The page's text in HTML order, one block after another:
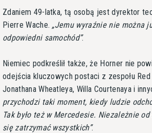
Zdaniem 49-latka, tą osobą jest dyrektor
Pierre Wache.
Jemu wyraźnie nie można
odpowiedni samochód .
Niemiec podkreślił także, że Horner nie
odejścia kluczowych postaci z zespołu
Jonathana Wheatleya, Willa Courtenaya i
przychodzi taki moment, kiedy ludzie
Tak było też w Mercedesie. Niezależnie
się zatrzymać wszystkich .